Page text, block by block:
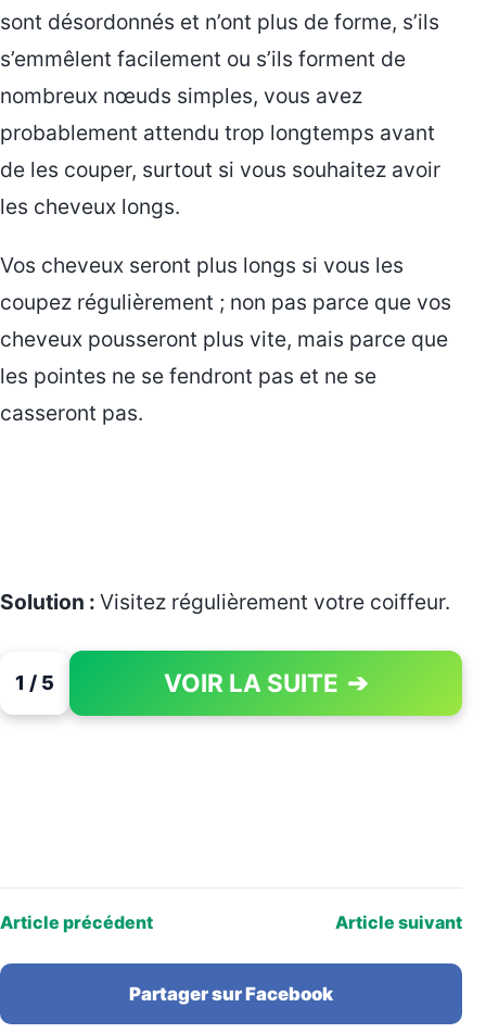
sont désordonnés et n’ont plus de forme, s’ils
s’emmêlent facilement ou s’ils forment de
nombreux nœuds simples, vous avez
probablement attendu trop longtemps avant
de les couper, surtout si vous souhaitez avoir
les cheveux longs.
Vos cheveux seront plus longs si vous les
coupez régulièrement ; non pas parce que vos
cheveux pousseront plus vite, mais parce que
les pointes ne se fendront pas et ne se
casseront pas.
Solution : Visitez régulièrement votre coiffeur.
1 / 5 VOIR LA SUITE ➔
PAGE 1 OF 5
Article précédent Article suivant
Partager sur Facebook